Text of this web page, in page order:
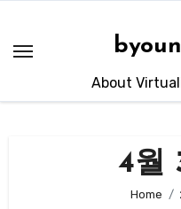
content
About
4월
Home